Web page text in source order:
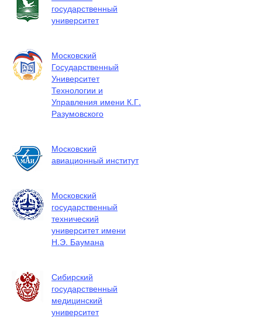
государственный
университет
Московский
Государственный
Университет
Технологии и
Управления имени К.Г.
Разумовского
Московский
авиационный институт
Московский
государственный
технический
университет имени
Н.Э. Баумана
Сибирский
государственный
медицинский
университет